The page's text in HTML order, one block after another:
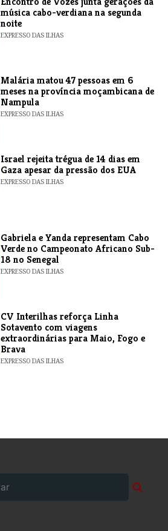
música cabo-verdiana na segunda
noite
EXPRESSO DAS ILHAS
​Malária matou 47 pessoas em 6
meses na província moçambicana de
Nampula
EXPRESSO DAS ILHAS
​Israel rejeita trégua de 14 dias em
Gaza apesar da pressão dos EUA
EXPRESSO DAS ILHAS
Gabriela e Yanda representam Cabo
Verde no Campeonato Africano Sub-
18 no Senegal
EXPRESSO DAS ILHAS
​CV Interilhas reforça Linha
Sotavento com viagens
extraordinárias para Maio, Fogo e
Brava
EXPRESSO DAS ILHAS